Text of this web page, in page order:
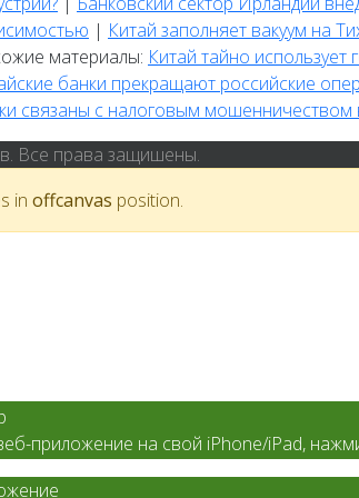
| Китай заполняет вакуум на
материалы: Китай тайно
банки прекращают российские
связаны с налоговым мошенничеством
Все права защишены.
in offcanvas position.
приложение на свой iPhone/iPad,